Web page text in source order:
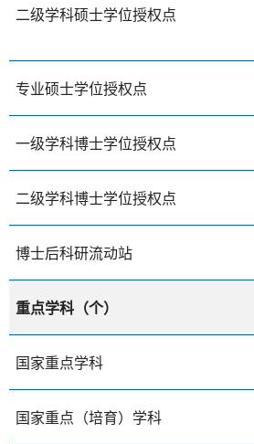
二级学科硕士学位授权点
专业硕士学位授权点
一级学科博士学位授权点
二级学科博士学位授权点
博士后科研流动站
重点学科（个）
国家重点学科
国家重点（培育）学科